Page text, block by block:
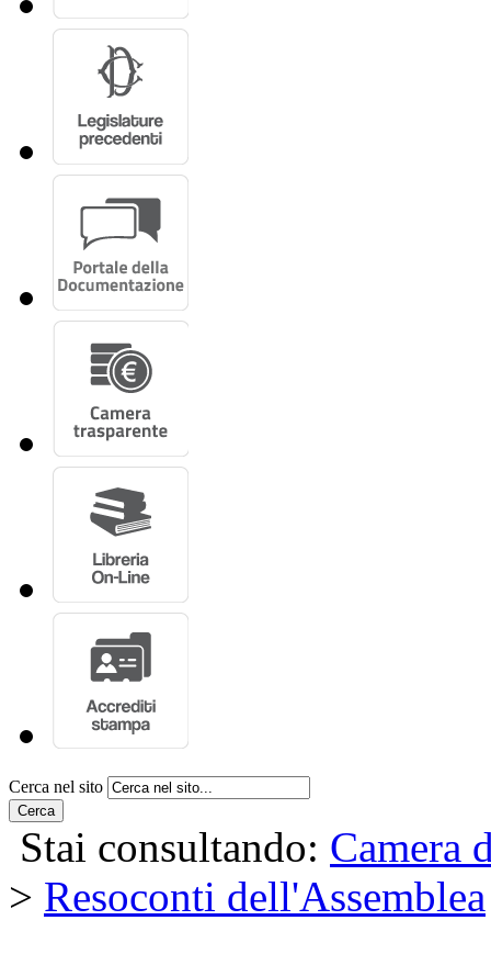
Cerca nel sito
Cerca
Stai consultando: Camera
> Resoconti dell'Assemblea